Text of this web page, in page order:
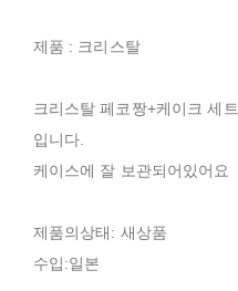
제품 : 크리스탈
크리스탈 페코짱+케이크 세트
입니다.
케이스에 잘 보관되어있어요
제품의상태: 새상품
수입:일본